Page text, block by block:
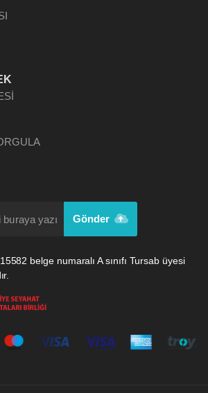
Gönder
belge numaralı A sınıfı Tursab üyesi